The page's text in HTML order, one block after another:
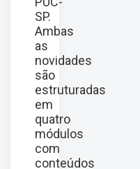
SP.
Ambas
as
novidades
são
estruturadas
em
quatro
módulos
com
conteúdos